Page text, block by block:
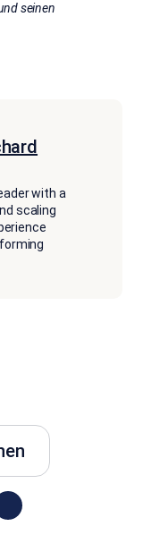
seinen
with a
scaling